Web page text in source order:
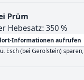
Prüm
Hebesatz: 350 %
Informationen aufrufen
Esch (bei Gerolstein) sparen,